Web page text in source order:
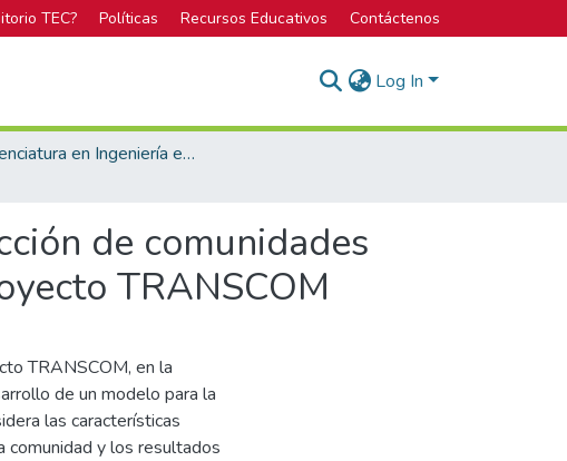
TEC? Políticas Recursos Educativos Contáctenos
Log In
Licenciatura en Ingeniería en Producción Industrial
de comunidades
TRANSCOM
TRANSCOM, en la
de un modelo para la
las características
comunidad y los resultados